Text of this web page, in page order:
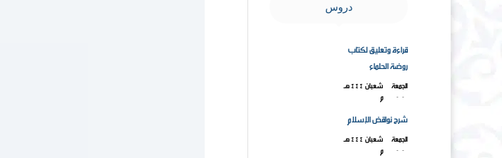
دروس
قراءة وتعليق لكتاب
روضة الحلماء
الجمعة ۱۸ شعبان ۱٤٤٤هـ
شرح نواقض الإسلام
الجمعة ۱۸ شعبان ۱٤٤٤هـ